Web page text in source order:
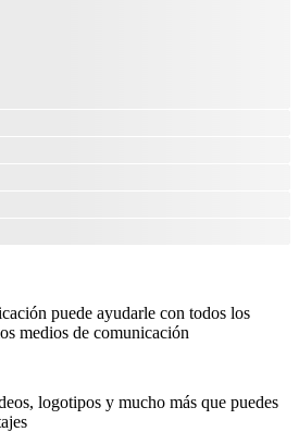
puede ayudarle con todos los
medios de comunicación
logotipos y mucho más que puedes